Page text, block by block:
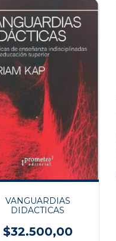
VANGUARDIAS
DIDACTICAS
$32.500,00